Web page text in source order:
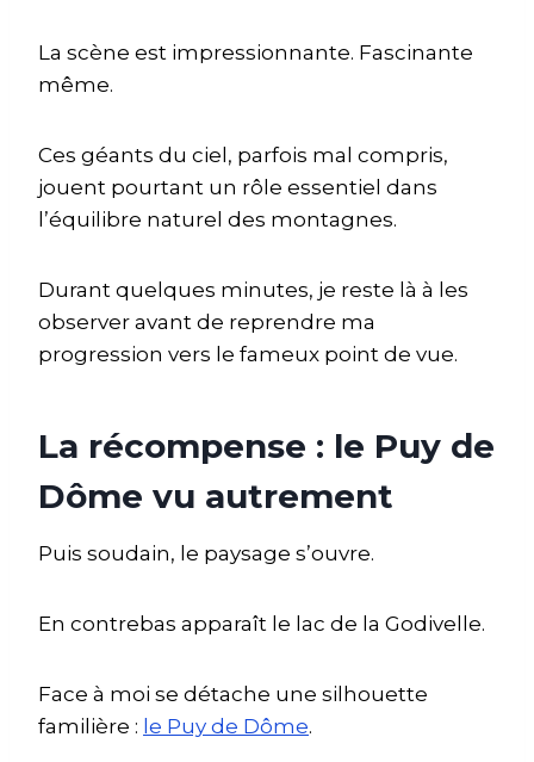
La scène est impressionnante. Fascinante
même.
Ces géants du ciel, parfois mal compris,
jouent pourtant un rôle essentiel dans
l’équilibre naturel des montagnes.
Durant quelques minutes, je reste là à les
observer avant de reprendre ma
progression vers le fameux point de vue.
La récompense : le Puy de
Dôme vu autrement
Puis soudain, le paysage s’ouvre.
En contrebas apparaît le lac de la Godivelle.
Face à moi se détache une silhouette
familière : le Puy de Dôme.